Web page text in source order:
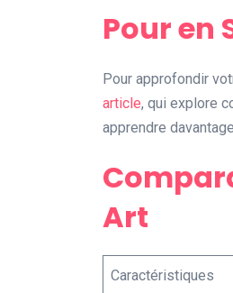
Pour en
Pour approfondir
article, qui explore
apprendre
Art
Caractéristiques